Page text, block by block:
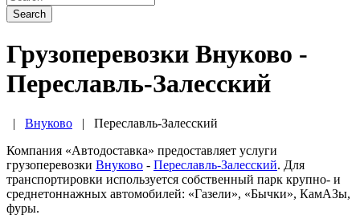
Search
Грузоперевозки Внуково -
Переславль-Залесский
| Внуково | Переславль-Залесский
Компания «Автодоставка» предоставляет услуги
грузоперевозки Внуково - Переславль-Залесский. Для
транспортировки используется собственный парк крупно- и
среднетоннажных автомобилей: «Газели», «Бычки», КамАЗы,
фуры.